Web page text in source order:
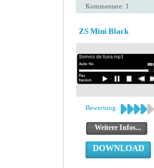
Kommentare: 1
ZS Mini Black
Bewertung:
Weitere Infos...
DOWNLOAD